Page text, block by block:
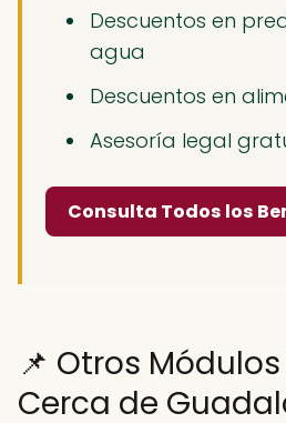
Descuentos en
agua
Descuentos en
Asesoría legal
Consulta Todos los
📌 Otros Módulos
Cerca de